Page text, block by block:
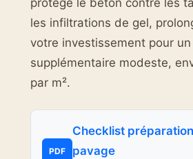
protège le béton contre les
les infiltrations de gel,
votre investissement pour
supplémentaire modeste,
par m².
PDF
Checklist
pavage